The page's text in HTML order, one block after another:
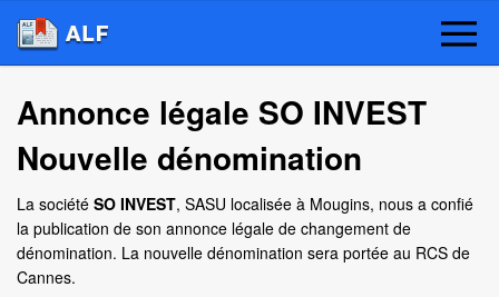
Annonce légale SO INVEST
Nouvelle dénomination
La société SO INVEST, SASU localisée à Mougins, nous a confié
la publication de son annonce légale de changement de
dénomination. La nouvelle dénomination sera portée au RCS de
Cannes.